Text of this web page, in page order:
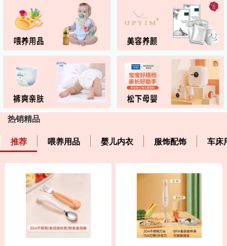
热销精品
推荐
喂养用品 婴儿内衣 服饰配饰 车床